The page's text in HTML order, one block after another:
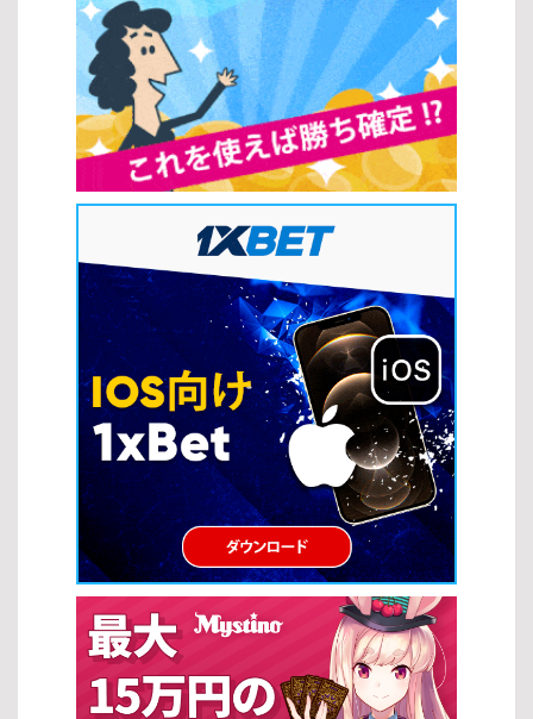
プロバイダーの紹介 さまざまなスロットの種類を提供している開発
会社にも注目することで、より質の高いゲームを楽しめます。
Microgaming：業界を代表するプロバイダーで、多彩なスロットの
種類を展開しています。 NetEnt：革新的な機能と高品質なデザイン
で知られています。 Play’n GO：モバイル対応に優れ、遊びやすい
スロットの種類が豊富です。 新作スロットゲームのトレンド 近年の
スロットの種類には、最新技術を活用したトレンドが反映されてい
ます。 ビデオスロットの進化：ストーリー性のある演出が強化され
ています。 ボーナス機能の多様化：インタラクティブな要素が増え
ています。 モバイル最適化：スマートフォンで快適に遊べる設計が
主流です。 このように、人気タイトルやトレンドを把握すること
で、自分に最適なスロットの種類を見つけやすくなります。最新の
ゲームもチェックしながら、より充実したオンラインカジノ体験を
楽しみましょう。 スロット戦略 オンラインカジノでさまざまなスロ
ットの種類をプレイする際には、基本的な戦略を理解しておくこと
が重要です。適切な戦略を取り入れることで、リスクを抑えながら
効率よく楽しむことができます。 マックスベット戦略 マックスベッ
ト戦略は、最大ベットを行うことで高額配当やジャックポットを狙
うプレイ方法です。特に一部のスロットの種類では、最大ベット時
のみジャックポット獲得の資格が得られる場合があります。 […]
シンプルな操作性が魅力で、多くのプレイヤーに支持されていま
す。複雑なルールを覚える必要がなく、初心者でもすぐに楽しめる
点が特徴です。また、スロットの攻略法を理解することで、より効
率的にゲームを進めることも可能になります。 ルールがシンプルで
直感的にプレイできる すぐにゲームを開始できる手軽さ フリースピ
ンやボーナス機能など追加要素が豊富 ジャックポットの魅力 スロッ
トの大きな魅力の一つがジャックポットです。高額賞金を狙える点
が、多くのプレイヤーを惹きつけています。スロットの攻略法を活
用しながらプレイすることで、こうしたチャンスをより効果的に狙
うことができます。 一度の当たりで大きな賞金を獲得できる可能性
がある スピンごとの緊張感と期待感が楽しめる テーマとビジュアル
の多様性 現代のスロットは多彩なテーマや高品質なグラフィックが
特徴で、ゲーム体験をより魅力的にしています。スロットの攻略法
だけでなく、自分の好みに合ったテーマを選ぶことで、長く楽しむ
ことができます。 映画やアニメなど多様なテーマが用意されている
視覚的に優れたグラフィックと演出 ストーリー性のあるゲームで没
入感が高い このように、スロットは手軽さと高いエンターテインメ
ント性を兼ね備えており、スロットの攻略法を取り入れることで、
さらに充実したプレイ体験を得ることができます。 スロットの攻略
法 スロットの攻略法を実践することで、単なる運任せではなく、よ
り戦略的に勝率を高めることが可能になります。ここでは、初心者
から上級者まで活用できる基本的なスロットの攻略法を紹介しま
す。 ベット額の最適化 スロットの攻略法の基本は、適切なベット額
を設定することです。資金に見合った賭け方をすることで、長く安
定したプレイを続けることができます。 自分の資金に合った無理の
ないベット額を設定する ベット額を一定に保ち、リスクをコントロ
ールする 一時的な勝敗に左右されず、冷静に判断する プレイするス
ロットの選択 スロットの攻略法では、ゲーム選びも非常に重要で
す。適切なスロットを選ぶことで、期待値を高めることができま
す。 RTP（還元率）が高いスロットを優先的に選ぶ フリースピンや
ボーナス機能が充実した機種を選択する 自分の好みやプレイスタイ
ルに合ったテーマを選ぶ […]